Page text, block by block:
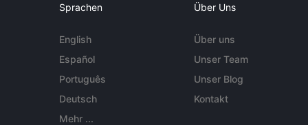
Sprachen
English
Español
Português
Deutsch
Mehr ...
Über Uns
Über uns
Unser Team
Unser Blog
Kontakt